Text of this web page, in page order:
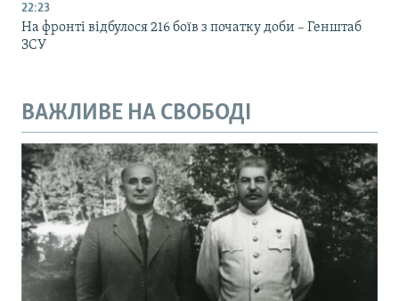
22:23
На фронті відбулося 216 боїв з початку доби – Генштаб
ЗСУ
ВАЖЛИВЕ НА СВОБОДІ